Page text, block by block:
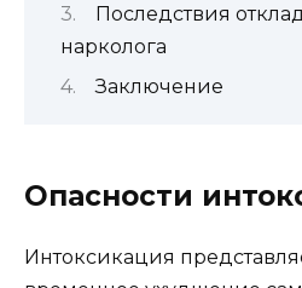
Последствия
нарколога
Заключение
Опасности
Интоксикация